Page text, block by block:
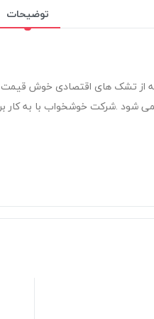
توضیحات
تشک های اقتصادی خوش قیمت
شود .شرکت خوشخواب با به